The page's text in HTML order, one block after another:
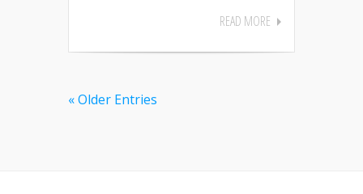
READ MORE
« Older Entries